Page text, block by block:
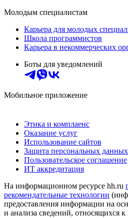
Молодым специалистам
Карьера для молодых
Школа программистов
Карьера в некоммерческих
Боты для уведомлений
Мобильное приложение
Этика и комплаенс
Оказание услуг
Использование сайтов
Защита персональных данных
Пользовательское соглашение
ИТ аккредитация
На информационном ресурсе hh.ru
рекомендательные технологии
предоставления информации на
и анализа сведений, относящихся